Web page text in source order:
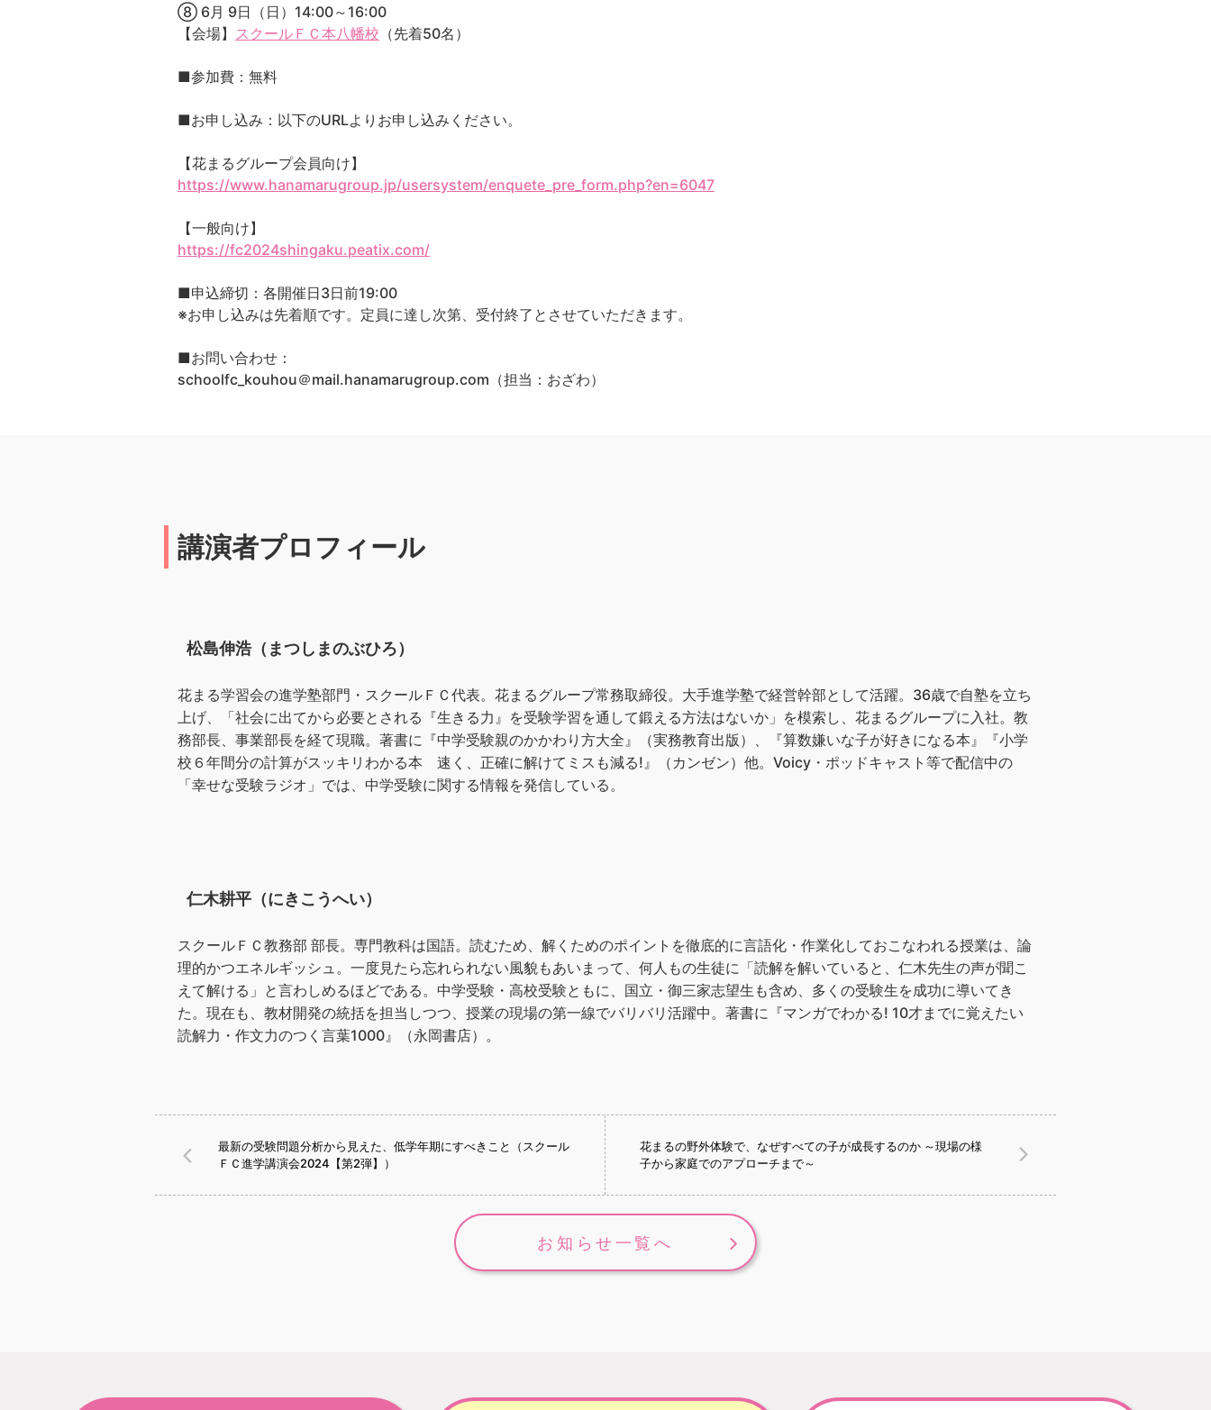
⑧ 6月 9日（日）14:00～16:00
【会場】 スクールＦＣ本八幡校 （先着50名）
■参加費：無料
■お申し込み：以下のURLよりお申し込みください。
【花まるグループ会員向け】
https://www.hanamarugroup.jp/usersystem/enquete_pre_form.php?en=6047
【一般向け】
https://fc2024shingaku.peatix.com/
■申込締切：各開催日3日前19:00
※お申し込みは先着順です。定員に達し次第、受付終了とさせていただきます。
■お問い合わせ：
schoolfc_kouhou＠mail.hanamarugroup.com（担当：おざわ）
講演者プロフィール
松島伸浩（まつしまのぶひろ）
花まる学習会の進学塾部門・スクールＦＣ代表。花まるグループ常務取締役。大手進学塾で経営幹部として活躍。36歳で自塾を立ち
上げ、「社会に出てから必要とされる『生きる力』を受験学習を通して鍛える方法はないか」を模索し、花まるグループに入社。教
務部長、事業部長を経て現職。著書に『中学受験親のかかわり方大全』（実務教育出版）、『算数嫌いな子が好きになる本』『小学
校６年間分の計算がスッキリわかる本 速く、正確に解けてミスも減る!』（カンゼン）他。Voicy・ポッドキャスト等で配信中の
「幸せな受験ラジオ」では、中学受験に関する情報を発信している。
仁木耕平（にきこうへい）
スクールＦＣ教務部 部長。専門教科は国語。読むため、解くためのポイントを徹底的に言語化・作業化しておこなわれる授業は、論
理的かつエネルギッシュ。一度見たら忘れられない風貌もあいまって、何人もの生徒に「読解を解いていると、仁木先生の声が聞こ
えて解ける」と言わしめるほどである。中学受験・高校受験ともに、国立・御三家志望生も含め、多くの受験生を成功に導いてき
た。現在も、教材開発の統括を担当しつつ、授業の現場の第一線でバリバリ活躍中。著書に『マンガでわかる! 10才までに覚えたい
読解力・作文力のつく言葉1000』（永岡書店）。
最新の受験問題分析から見えた、低学年期にすべきこと（スクール
ＦＣ進学講演会2024【第2弾】）
花まるの野外体験で、なぜすべての子が成長するのか ～現場の様
子から家庭でのアプローチまで～
お知らせ一覧へ